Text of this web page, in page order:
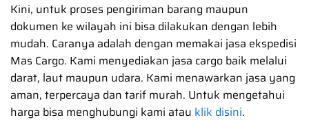
Kini, untuk proses pengiriman barang maupun
dokumen ke wilayah ini bisa dilakukan dengan lebih
mudah. Caranya adalah dengan memakai jasa ekspedisi
Mas Cargo. Kami menyediakan jasa cargo baik melalui
darat, laut maupun udara. Kami menawarkan jasa yang
aman, terpercaya dan tarif murah. Untuk mengetahui
harga bisa menghubungi kami atau klik disini.